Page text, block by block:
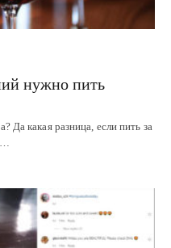
нужно пить
Да какая разница, если пить за